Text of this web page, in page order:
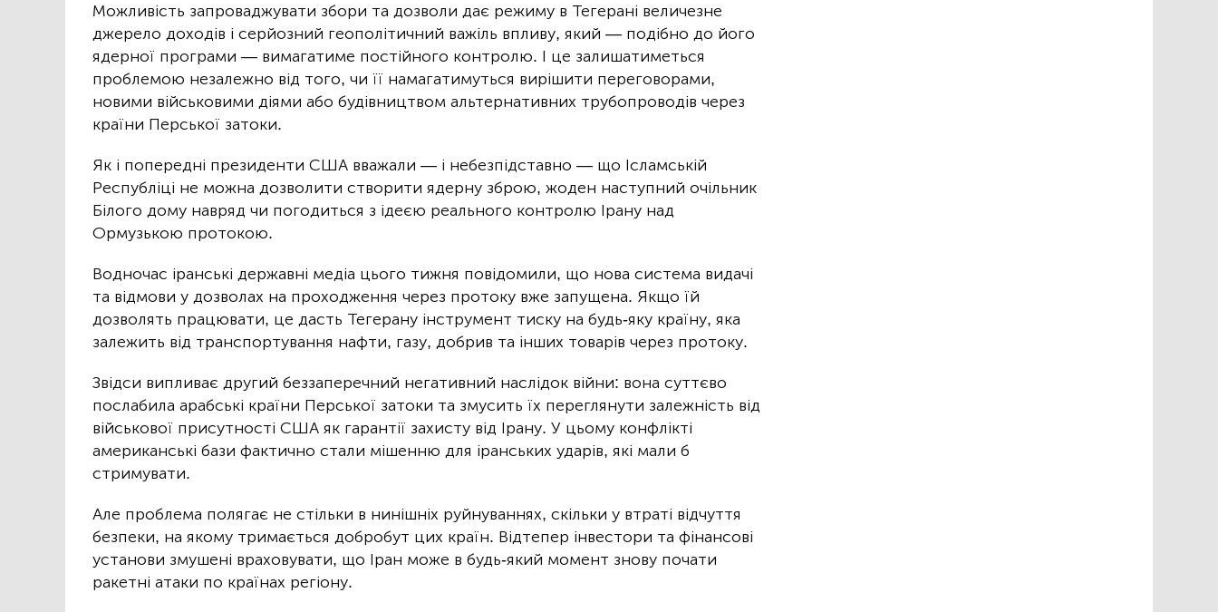
Можливість запроваджувати збори та дозволи дає режиму в Тегерані величезне
джерело доходів і серйозний геополітичний важіль впливу, який — подібно до його
ядерної програми — вимагатиме постійного контролю. І це залишатиметься
проблемою незалежно від того, чи її намагатимуться вирішити переговорами,
новими військовими діями або будівництвом альтернативних трубопроводів через
країни Перської затоки.
Як і попередні президенти США вважали — і небезпідставно — що Ісламській
Республіці не можна дозволити створити ядерну зброю, жоден наступний очільник
Білого дому навряд чи погодиться з ідеєю реального контролю Ірану над
Ормузькою протокою.
Водночас іранські державні медіа цього тижня повідомили, що нова система видачі
та відмови у дозволах на проходження через протоку вже запущена. Якщо їй
дозволять працювати, це дасть Тегерану інструмент тиску на будь-яку країну, яка
залежить від транспортування нафти, газу, добрив та інших товарів через протоку.
Звідси випливає другий беззаперечний негативний наслідок війни: вона суттєво
послабила арабські країни Перської затоки та змусить їх переглянути залежність від
військової присутності США як гарантії захисту від Ірану. У цьому конфлікті
американські бази фактично стали мішенню для іранських ударів, які мали б
стримувати.
Але проблема полягає не стільки в нинішніх руйнуваннях, скільки у втраті відчуття
безпеки, на якому тримається добробут цих країн. Відтепер інвестори та фінансові
установи змушені враховувати, що Іран може в будь-який момент знову почати
ракетні атаки по країнах регіону.